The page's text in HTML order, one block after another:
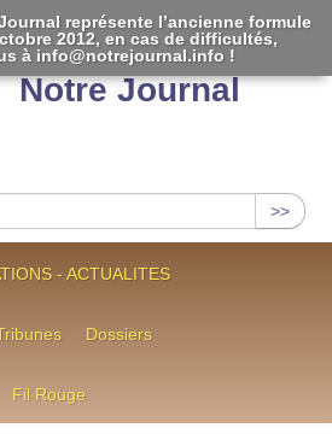
Notre Journal
>>
- ACTUALITES
Dossiers
Fil Rouge
représente l’ancienne formule
2012, en cas de difficultés,
à info@notrejournal.info !